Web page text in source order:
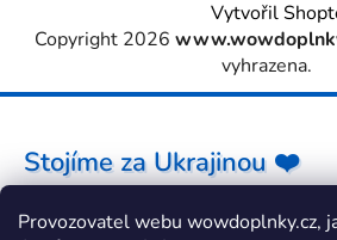
Provozovatel webu wowdoplnky.cz,
Vytvořil
Copyright 2026
vyhrazena.
Stojíme za Ukrajinou ❤️